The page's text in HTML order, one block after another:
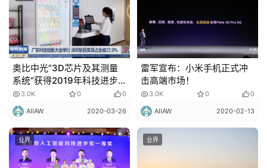
奥比中光”3D芯片及其测量
系统“获得2019年科技进步
一等奖！
3.0K 0 0
AIIAW 2020-03-26
雷军宣布：小米手机正式冲
击高端市场！
3.0K 0 0
AIIAW 2020-02-13
业界 业界